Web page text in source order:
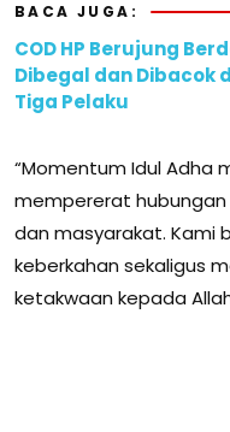
BACA JUGA:
COD HP Berujung
Dibegal dan Dibacok
Tiga Pelaku
“Momentum Idul Adha
mempererat
dan masyarakat. Kami
keberkahan sekaligus
ketakwaan kepada